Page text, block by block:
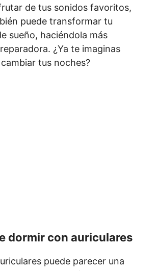
de tus sonidos favoritos,
puede transformar tu
sueño, haciéndola más
¿Ya te imaginas
tus noches?
dormir con auriculares
puede parecer una